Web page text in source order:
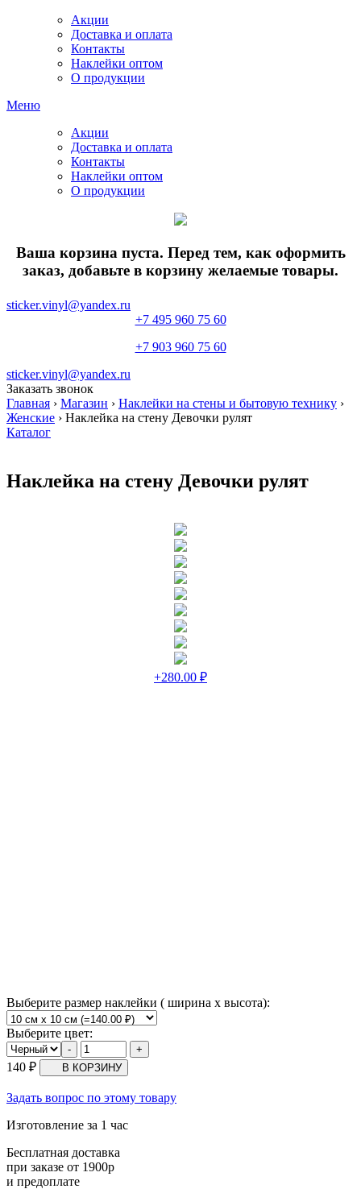
Акции
Доставка и оплата
Контакты
Наклейки оптом
О продукции
Меню
Акции
Доставка и оплата
Контакты
Наклейки оптом
О продукции
Ваша корзина пуста. Перед тем, как оформить
заказ, добавьте в корзину желаемые товары.
sticker.vinyl@yandex.ru
+7 495 960 75 60
+7 903 960 75 60
sticker.vinyl@yandex.ru
Заказать звонок
Главная › Магазин › Наклейки на стены и бытовую технику ›
Женские › Наклейка на стену Девочки рулят
Каталог
Наклейка на стену Девочки рулят
+280.00 ₽
Выберите размер наклейки ( ширина х высота):
Выберите цвет:
140 ₽
Задать вопрос по этому товару
Изготовление за 1 час
Бесплатная доставка
при заказе от 1900р
и предоплате